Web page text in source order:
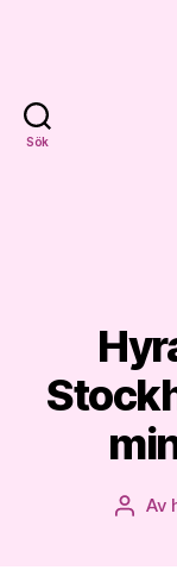
Sök
Av